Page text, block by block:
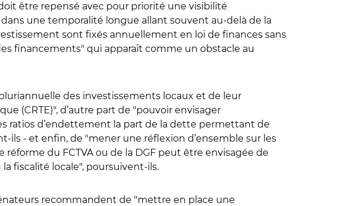
être repensé avec pour priorité une visibilité
une temporalité longue allant souvent au-delà de la
sont fixés annuellement en loi de finances sans
financements" qui apparaît comme un obstacle au
des investissements locaux et de leur
(CRTE)", d’autre part de "pouvoir envisager
ratios d’endettement la part de la dette permettant de
ils - et enfin, de "mener une réflexion d’ensemble sur les
du FCTVA ou de la DGF peut être envisagée de
fiscalité locale", poursuivent-ils.
recommandent de "mettre en place une